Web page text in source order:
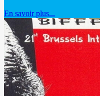
En savoir plus...